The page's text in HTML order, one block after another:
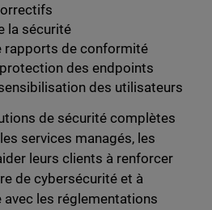
la sécurité
rapports de conformité
des endpoints
des utilisateurs
de sécurité complètes
services managés, les
leurs clients à renforcer
de cybersécurité et à
les réglementations